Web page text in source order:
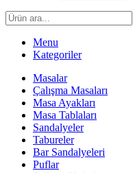
Menu
Kategoriler
Masalar
Çalışma Masaları
Masa Ayakları
Masa Tablaları
Sandalyeler
Tabureler
Bar Sandalyeleri
Puflar